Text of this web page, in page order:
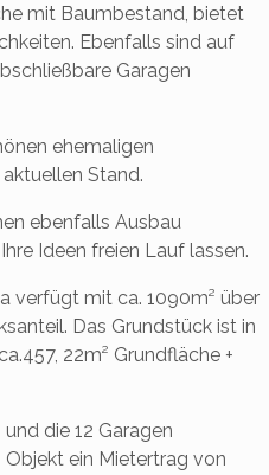
mit Baumbestand, bietet
Ebenfalls sind auf
Garagen
ehemaligen
Stand.
ebenfalls Ausbau
Ideen freien Lauf lassen.
verfügt mit ca. 1090m² über
Das Grundstück ist in
22m² Grundfläche +
die 12 Garagen
ein Mietertrag von